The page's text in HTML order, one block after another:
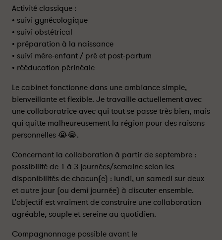
Activité classique :
• suivi gynécologique
• suivi obstétrical
• préparation à la naissance
• suivi mère-enfant / pré et post-partum
• rééducation périnéale
Le cabinet fonctionne dans une ambiance simple,
bienveillante et flexible. Je travaille actuellement avec
une collaboratrice avec qui tout se passe très bien, mais
qui quitte malheureusement la région pour des raisons
personnelles 😭😭.
Concernant la collaboration à partir de septembre :
possibilité de 1 à 3 journées/semaine selon les
disponibilités de chacun(e) : lundi, un samedi sur deux
et autre jour (ou demi journée) à discuter ensemble.
L’objectif est vraiment de construire une collaboration
agréable, souple et sereine au quotidien.
Compagnonnage possible avant le